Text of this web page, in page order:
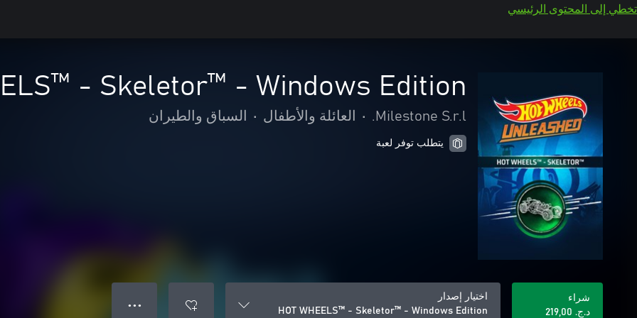
تخطي إلى المحتوى الرئيسي
- Skeletor™ - Windows Edition
Milestone S.r.l.
• العائلة والأطفال • السباق والطيران
يتطلب توفر لعبة
شراء
د.ج.‏ 219,00
اختيار إصدار
HOT WHEELS™ - Skeletor™ - Windows Edition
● ● ●